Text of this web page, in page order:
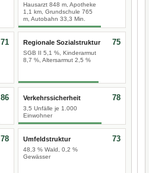
Hausarzt 848 m, Apotheke
1,1 km, Grundschule 765
m, Autobahn 33,3 Min.
71 Regionale Sozialstruktur
SGB II 5,1 %, Kinderarmut
8,7 %, Altersarmut 2,5 %
75
86 Verkehrssicherheit
3,5 Unfälle je 1.000
Einwohner
78
78 Umfeldstruktur
48,3 % Wald, 0,2 %
Gewässer
73